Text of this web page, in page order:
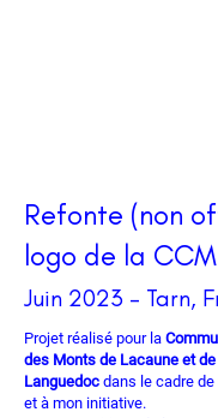
Refonte (non
logo de la
Juin 2023 - Tarn,
Projet réalisé pour la
des Monts de Lacaune et
Languedoc dans le cadre
et à mon initiative.